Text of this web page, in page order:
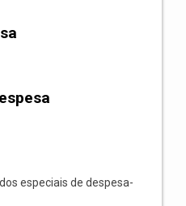
especiais de despesa-